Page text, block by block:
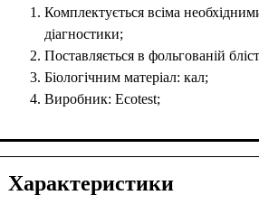
Комплектується всіма
діагностики;
Поставляється в фольгованій
Біологічним матеріал: кал;
Виробник: Ecotest;
Характеристики